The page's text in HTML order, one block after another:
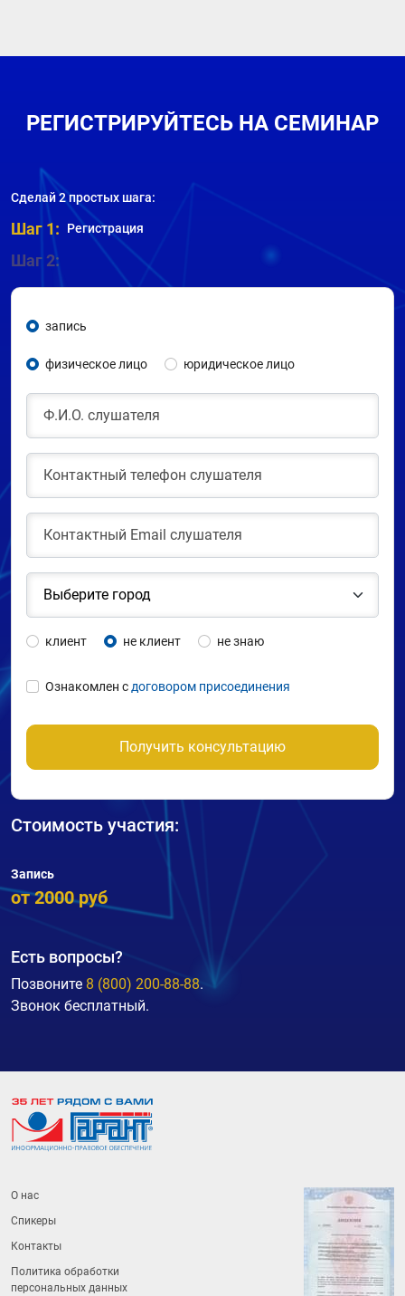
РЕГИСТРИРУЙТЕСЬ НА СЕМИНАР
Сделай 2 простых шага:
Шаг 1: Регистрация
Шаг 2:
запись
физическое лицо юридическое лицо
клиент не клиент не знаю
Ознакомлен с договором присоединения
Получить консультацию
Стоимость участия:
Запись
от 2000 руб
Есть вопросы?
Позвоните 8 (800) 200-88-88.
Звонок бесплатный.
О нас
Спикеры
Контакты
Политика обработки
персональных данных